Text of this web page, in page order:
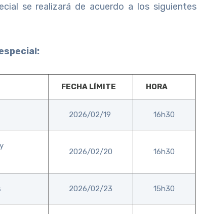
se realizará de acuerdo a los siguientes
FECHA LÍMITE HORA
2026/02/19 16h30
2026/02/20 16h30
2026/02/23 15h30